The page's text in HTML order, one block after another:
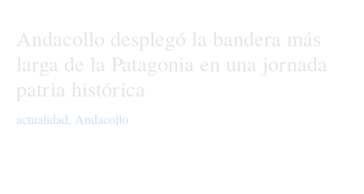
Andacollo desplegó la bandera más
larga de la Patagonia en una jornada
patria histórica
actualidad, Andacollo